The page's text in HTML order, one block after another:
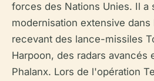
forces des Nations Unies. Il a
modernisation extensive dans
recevant des lance-missiles
Harpoon, des radars avancés
Phalanx. Lors de l'opération